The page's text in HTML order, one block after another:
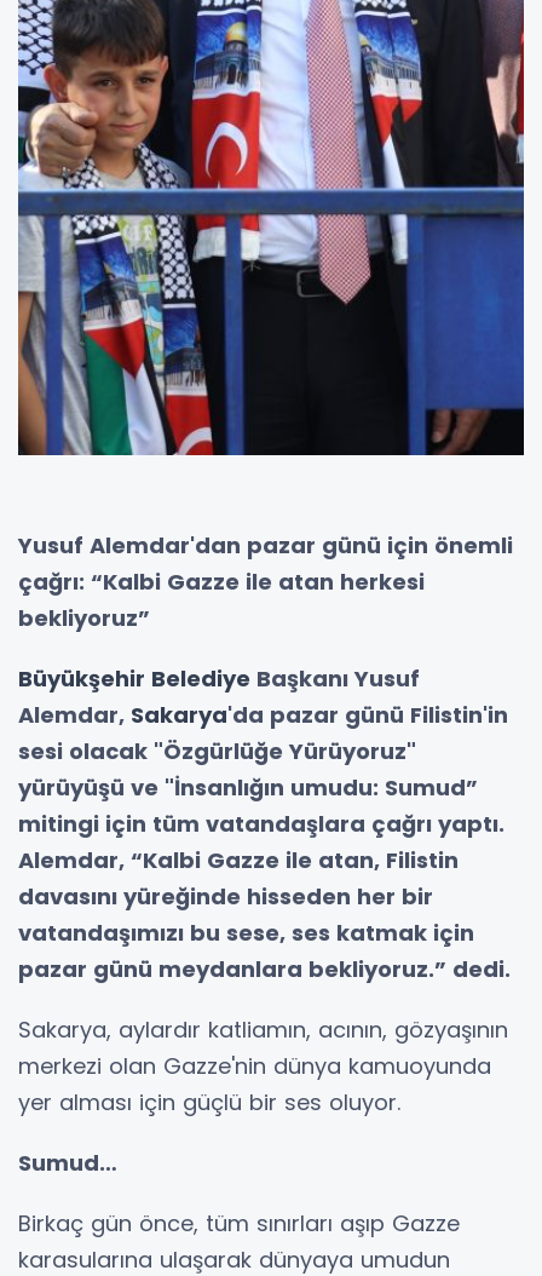
Yusuf Alemdar'dan pazar günü için önemli
çağrı: “Kalbi Gazze ile atan herkesi
bekliyoruz”
Büyükşehir Belediye Başkanı Yusuf
Alemdar, Sakarya'da pazar günü Filistin'in
sesi olacak "Özgürlüğe Yürüyoruz"
yürüyüşü ve "İnsanlığın umudu: Sumud”
mitingi için tüm vatandaşlara çağrı yaptı.
Alemdar, “Kalbi Gazze ile atan, Filistin
davasını yüreğinde hisseden her bir
vatandaşımızı bu sese, ses katmak için
pazar günü meydanlara bekliyoruz.” dedi.
Sakarya, aylardır katliamın, acının, gözyaşının
merkezi olan Gazze'nin dünya kamuoyunda
yer alması için güçlü bir ses oluyor.
Sumud…
Birkaç gün önce, tüm sınırları aşıp Gazze
karasularına ulaşarak dünyaya umudun